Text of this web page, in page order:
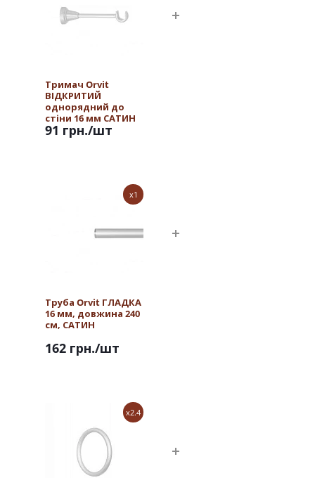
Тримач Orvit
ВІДКРИТИЙ
однорядний до
стіни 16 мм САТИН
91 грн./шт
x1
Труба Orvit ГЛАДКА
16 мм, довжина 240
см, САТИН
162 грн./шт
x2.4